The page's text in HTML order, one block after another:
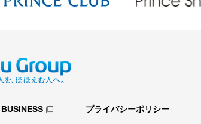
プライバシーポリシー